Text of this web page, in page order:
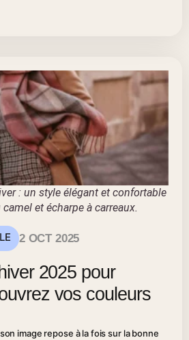
: un style élégant et confortable
et écharpe à carreaux.
2 OCT 2025
2025 pour
vos couleurs
image repose à la fois sur la bonne